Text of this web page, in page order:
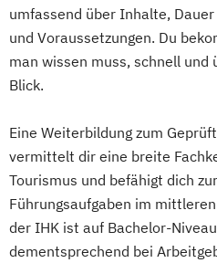
umfassend über Inhalte,
und Voraussetzungen. Du
man wissen muss, schnell und
Blick.
Eine Weiterbildung zum
vermittelt dir eine breite
Tourismus und befähigt dich
Führungsaufgaben im
der IHK ist auf Bachelor-
dementsprechend bei